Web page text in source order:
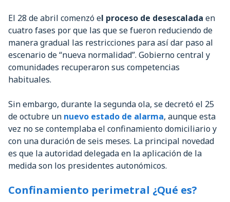
El 28 de abril comenzó el proceso de desescalada en
cuatro fases por que las que se fueron reduciendo de
manera gradual las restricciones para así dar paso al
escenario de “nueva normalidad”. Gobierno central y
comunidades recuperaron sus competencias
habituales.
Sin embargo, durante la segunda ola, se decretó el 25
de octubre un nuevo estado de alarma, aunque esta
vez no se contemplaba el confinamiento domiciliario y
con una duración de seis meses. La principal novedad
es que la autoridad delegada en la aplicación de la
medida son los presidentes autonómicos.
Confinamiento perimetral ¿Qué es?